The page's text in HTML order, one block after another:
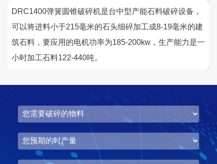
DRC1400弹簧圆锥破碎机是台中型产能石料破碎设备，
可以将进料小于215毫米的石头细碎加工成8-19毫米的建
筑石料，要应用的电机功率为185-200kw，生产能力是一
小时加工石料122-440吨。
咨询该项目执行经理